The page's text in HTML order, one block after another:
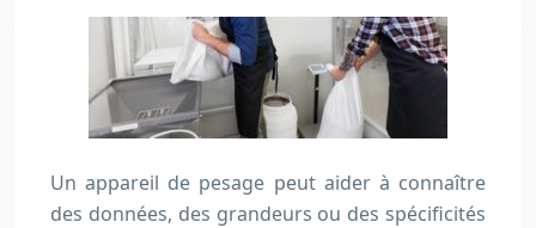
Un appareil de pesage peut aider à connaître
des données, des grandeurs ou des spécificités